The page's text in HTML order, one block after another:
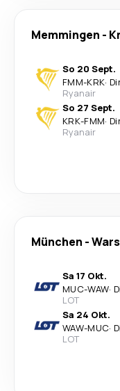
Memmingen -
So 20 Sept.
FMM-KRK·
Ryanair
So 27 Sept.
KRK-FMM·
Ryanair
München -
Sa 17 Okt.
MUC-WAW·
LOT
Sa 24 Okt.
WAW-MUC·
LOT